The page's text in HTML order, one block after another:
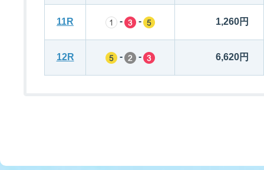
11R - - 1,260円
12R - - 6,620円